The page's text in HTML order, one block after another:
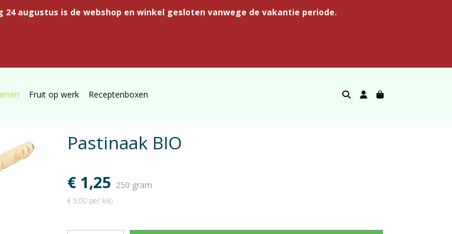
augustus is de webshop en winkel gesloten vanwege de vakantie periode.
Fruit op werk Receptenboxen
Pastinaak BIO
€ 1,25 250 gram
€ 5,00 per kilo